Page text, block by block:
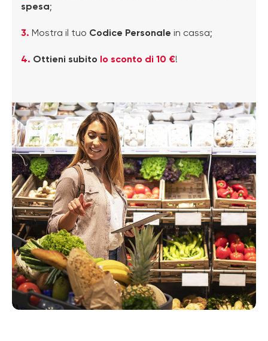
spesa;
3. Mostra il tuo Codice Personale in cassa;
4. Ottieni subito lo sconto di 10 €!